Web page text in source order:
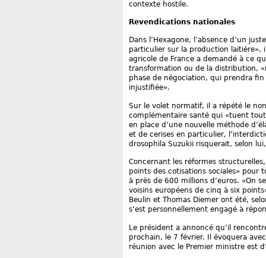
contexte hostile.
Revendications nationales
Dans l’Hexagone, l’absence d’un
particulier sur la production laitière»,
agricole de France a demandé à ce
transformation ou de la distribution,
phase de négociation, qui prendra
injustifiée».
Sur le volet normatif, il a répété le
complémentaire santé qui «tuent
en place d’une nouvelle méthode
et de cerises en particulier,
drosophila Suzukii risquerait, selon
Concernant les réformes
points des cotisations sociales»
à près de 600 millions d’euros. «On
voisins européens de cinq à six
Beulin et Thomas Diemer ont été,
s’est personnellement engagé à
Le président a annoncé qu’il
prochain, le 7 février. Il évoquera
réunion avec le Premier ministre est